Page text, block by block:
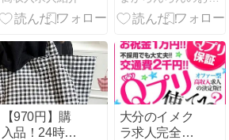
館・中央駅・
姶良・薩摩川
内・鹿屋・指
宿・奄美の街
選び
身紹介】
【970円】購
入品！24時間
大分のイメク
ラ求人完全ガ